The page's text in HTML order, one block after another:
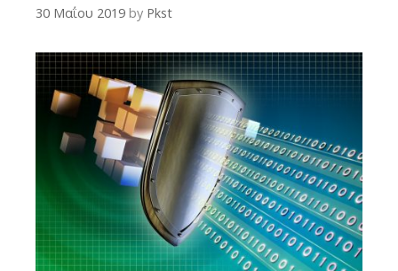
30 Μαΐου 2019 by Pkst